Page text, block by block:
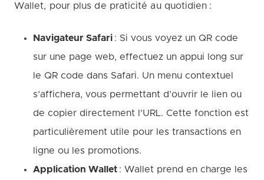
Wallet, pour plus de praticité au quotidien :
Navigateur Safari : Si vous voyez un QR code
sur une page web, effectuez un appui long sur
le QR code dans Safari. Un menu contextuel
s’affichera, vous permettant d’ouvrir le lien ou
de copier directement l’URL. Cette fonction est
particulièrement utile pour les transactions en
ligne ou les promotions.
Application Wallet : Wallet prend en charge les